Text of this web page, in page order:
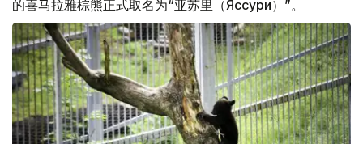
的喜马拉雅棕熊正式取名为“亚苏里（Яссури）”。